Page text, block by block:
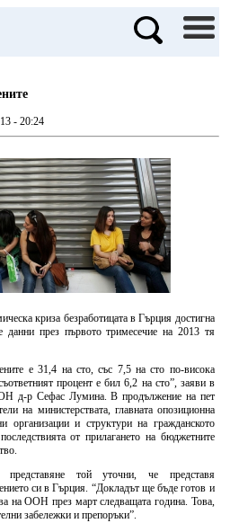
- 20:24
криза безработицата в Гърция достигна
данни през първото тримесечие на 2013 тя
е 31,4 на сто, със 7,5 на сто по-висока
процент е бил 6,2 на сто”, заяви в
д-р Сефас Лумина. В продължение на пет
на министерствата, главната опозиционна
организации и структури на гражданското
от прилагането на бюджетните
той уточни, че представя
си в Гърция. “Докладът ще бъде готов и
на ООН през март следващата година. Това,
забележки и препоръки”.